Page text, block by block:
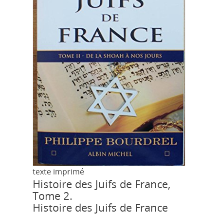
texte imprimé
Histoire des Juifs de France,
Tome 2.
Histoire des Juifs de France